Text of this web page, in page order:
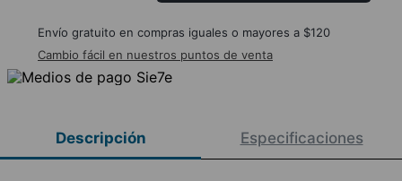
Envío gratuito en compras iguales o mayores a $120
Cambio fácil en nuestros puntos de venta
Descripción Especificaciones